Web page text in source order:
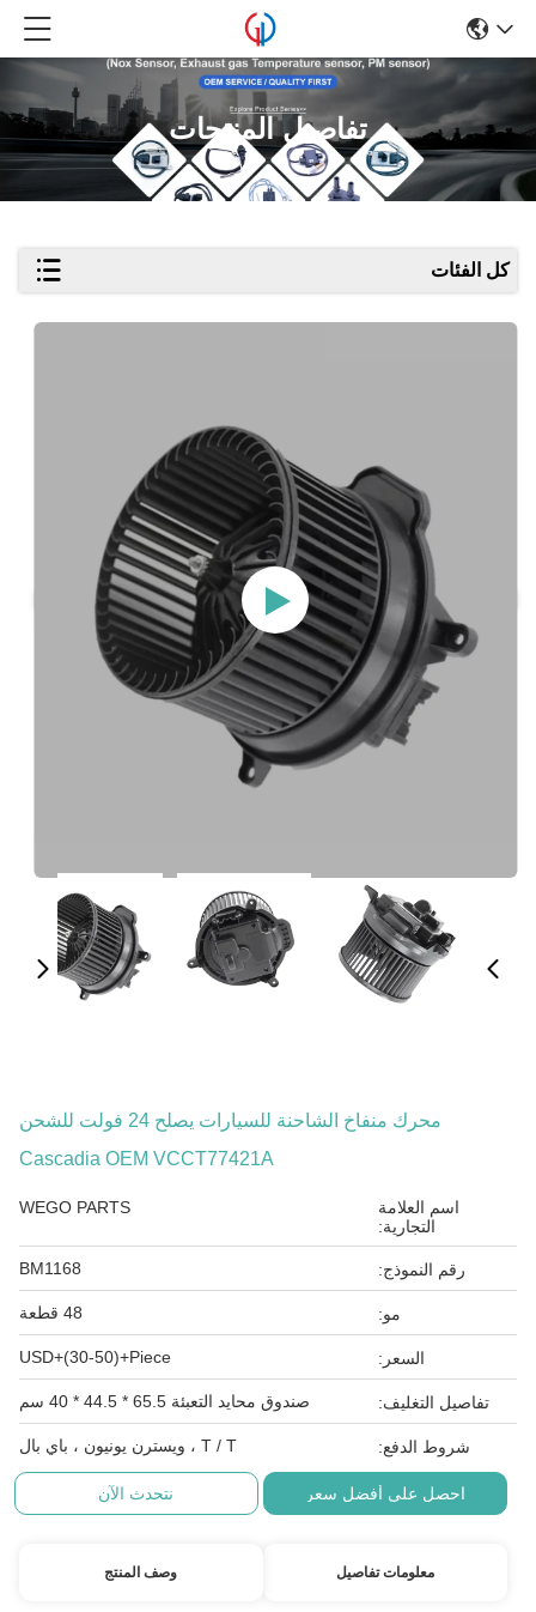
تفاصيل المنتجات
كل الفئات
محرك منفاخ الشاحنة للسيارات يصلح 24 فولت للشحن
Cascadia OEM VCCT77421A
اسم العلامة
التجارية:
WEGO PARTS
رقم النموذج: BM1168
مو: 48 قطعة
السعر: USD+(30-50)+Piece
تفاصيل التغليف: صندوق محايد التعبئة 65.5 * 44.5 * 40 سم
شروط الدفع: T / T ، ويسترن يونيون ، باي بال
احصل على أفضل سعر نتحدث الآن
معلومات تفاصيل وصف المنتج